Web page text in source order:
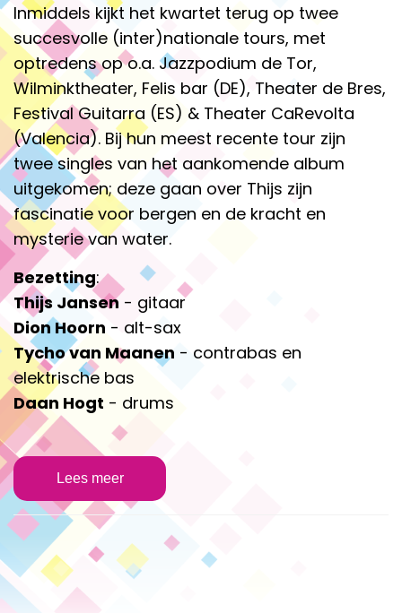
Inmiddels kijkt het kwartet terug op twee
succesvolle (inter)nationale tours, met
optredens op o.a. Jazzpodium de Tor,
Wilminktheater, Felis bar (DE), Theater de Bres,
Festival Guitarra (ES) & Theater CaRevolta
(Valencia). Bij hun meest recente tour zijn
twee singles van het aankomende album
uitgekomen; deze gaan over Thijs zijn
fascinatie voor bergen en de kracht en
mysterie van water.
Bezetting:
Thijs Jansen- gitaar
Dion Hoorn - alt-sax
Tycho van Maanen - contrabas en
elektrische bas
Daan Hogt - drums
Lees meer